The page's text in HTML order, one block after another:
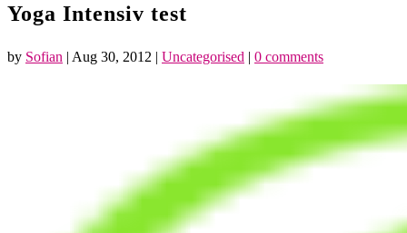
Yoga Intensiv test
by Sofian | Aug 30, 2012 | Uncategorised | 0 comments